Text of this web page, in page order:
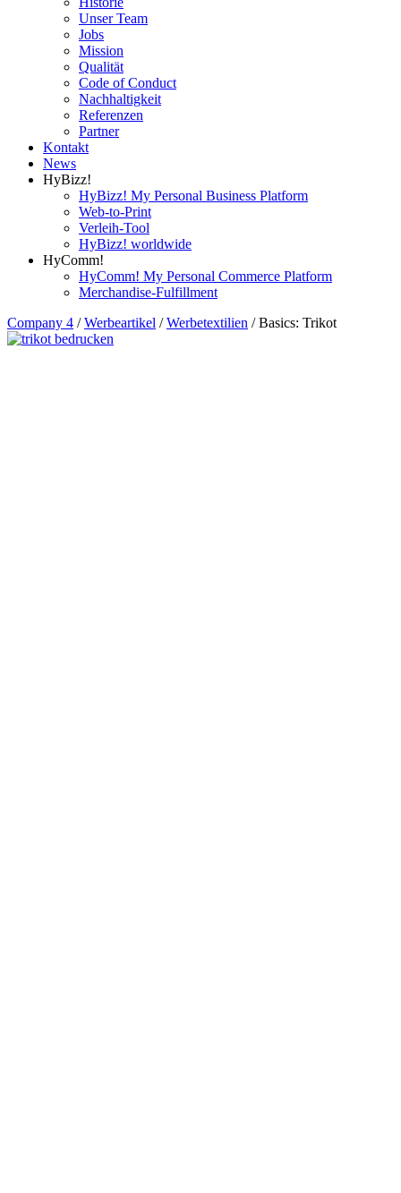
Unser Team
Jobs
Mission
Qualität
Code of Conduct
Nachhaltigkeit
Referenzen
Partner
Kontakt
News
HyBizz!
HyBizz! My Personal Business Platform
Web-to-Print
Verleih-Tool
HyBizz! worldwide
HyComm!
HyComm! My Personal Commerce Platform
Merchandise-Fulfillment
Company 4 / Werbeartikel / Werbetextilien / Basics: Trikot